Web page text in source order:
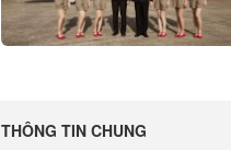
THÔNG TIN CHUNG